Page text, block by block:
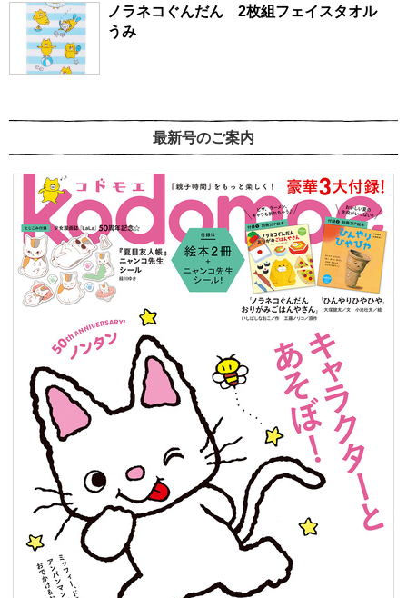
ノラネコぐんだん 2枚組フェイスタオル
うみ
最新号のご案内